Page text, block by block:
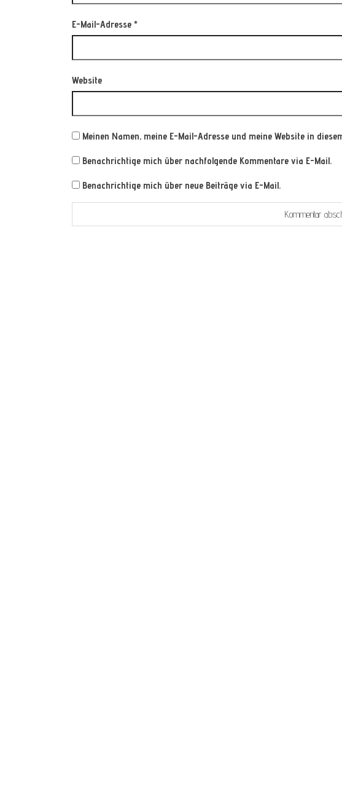
E-Mail-Adresse *
Website
Meinen Namen, meine E-Mail-Adresse und meine Website in
Benachrichtige mich über nachfolgende Kommentare via E-Mail.
Benachrichtige mich über neue Beiträge via E-Mail.